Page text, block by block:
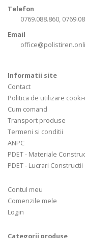
Telefon
0769.088.860,
Email
Informatii site
Contact
Politica de utilizare
Cum comand
Transport produse
Termeni si conditii
ANPC
PDET - Materiale
PDET - Lucrari Constructii
Contul meu
Comenzile mele
Login
Categorii produse